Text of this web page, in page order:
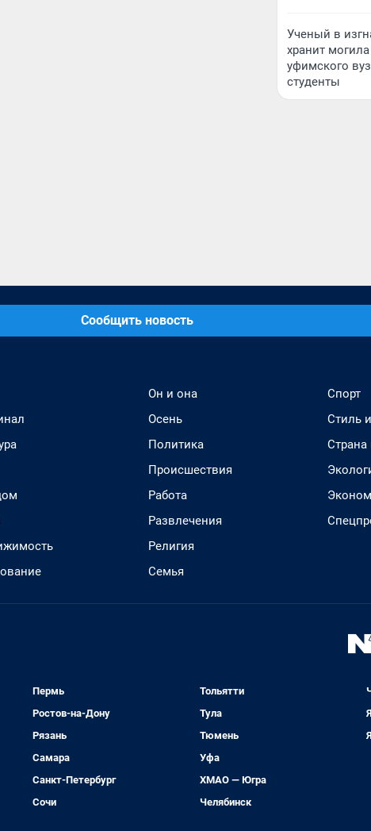
Ученый в
хранит
уфимского
студенты
Сообщить новость
Он и она
Осень
Политика
Происшествия
Работа
Развлечения
Религия
Семья
Спорт
Стиль
Пермь
Ростов-на-Дону
Рязань
Самара
Санкт-Петербург
Сочи
Тольятти
Тула
Тюмень
Уфа
ХМАО — Югра
Челябинск